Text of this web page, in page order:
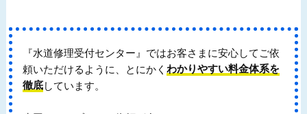
『水道修理受付センター』ではお客さまに安心してご依
頼いただけるように、とにかく わかりやすい料金体系を
徹底しています。